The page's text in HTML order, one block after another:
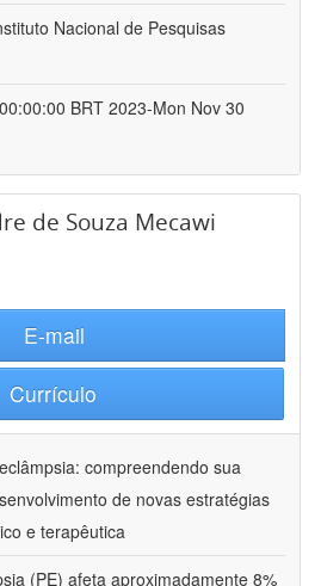
Nacional de Pesquisas
BRT 2023-Mon Nov 30
de Souza Mecawi
E-mail
Currículo
compreendendo sua
de novas estratégias
e terapêutica
(PE) afeta aproximadamente 8%